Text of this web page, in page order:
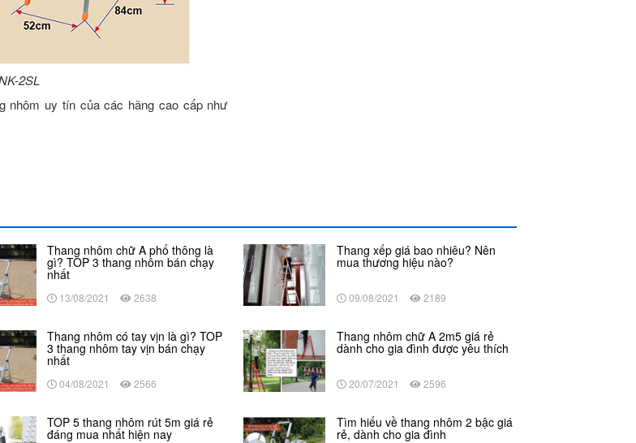
2SL
nhôm uy tín của các hãng cao cấp như
Thang nhôm chữ A phổ thông là
gì? TOP 3 thang nhôm bán chạy
nhất
13/08/2021 2638
Thang xếp giá bao nhiêu? Nên
mua thương hiệu nào?
09/08/2021 2189
Thang nhôm có tay vịn là gì? TOP
3 thang nhôm tay vịn bán chạy
nhất
04/08/2021 2566
Thang nhôm chữ A 2m5 giá rẻ
dành cho gia đình được yêu thích
20/07/2021 2596
TOP 5 thang nhôm rút 5m giá rẻ
đáng mua nhất hiện nay
Tìm hiểu về thang nhôm 2 bậc giá
rẻ, dành cho gia đình